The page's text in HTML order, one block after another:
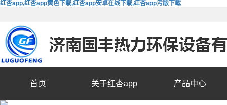
红杏app,红杏app黄色下载,红杏app安卓在线下载,红杏app污版下载
首页 关于红杏app 产品中心